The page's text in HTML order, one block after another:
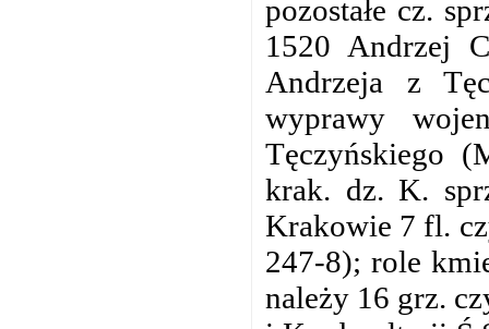
pozostałe cz.
1520 Andrzej
Andrzeja z
wyprawy
Tęczyńskiego
krak. dz. K.
Krakowie 7 fl.
247-8); role
należy 16 grz.